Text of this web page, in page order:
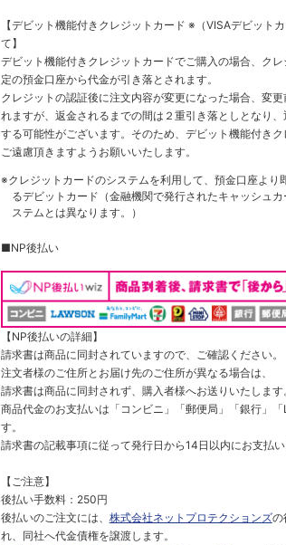
【デビット機能付きクレジットカード ※（VISAデビットカ
て】
デビット機能付きクレジットカードでご購入の場合、ク
定の預金口座から代金が引き落とされます。
クレジットの認証後に注文内容が変更になった場合、変
れますが、返金されるまでの間は２重引き落としとなり
する可能性がございます。そのため、デビット機能付き
ご遠慮頂きますようお願いいたします。
※クレジットカードのシステムを利用して、預金口座より
るデビットカード（金融機関で発行されたキャッシュ
ステムとは異なります。）
■NP後払い
【NP後払いの詳細】
請求書は商品に同封されていますので、ご確認ください。
注文者様のご住所とお届け先のご住所が異なる場合は、
請求書は商品に同封されず、購入者様へお送りいたします
商品代金のお支払いは「コンビニ」「郵便局」「銀行」
す。
請求書の記載事項に従って発行日から14日以内にお支払い
【ご注意】
後払い手数料：250円
後払いのご注文には、 株式会社ネットプロテクションズの
れ、同社へ代金債権を譲渡します。